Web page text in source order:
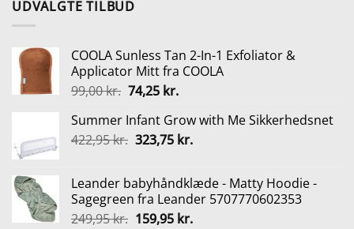
UDVALGTE TILBUD
COOLA Sunless Tan 2-In-1 Exfoliator &
Applicator Mitt fra COOLA
99,00kr. Den
pris
var:
74,25 kr.Den
pris
er:
Summer Infant Grow with Me Sikkerhedsnet
422,95kr. Den
var:
422,95 kr..
323,75 kr.Den
er:
323,75 kr..
Leander babyhåndklæde - Matty Hoodie -
Sagegreen fra Leander 5707770602353
249,95kr. Den
159,95 kr.Den